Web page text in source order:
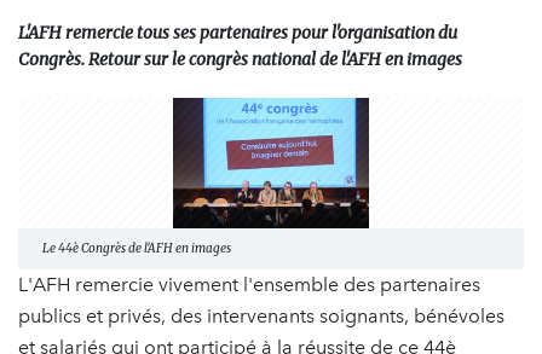
L'AFH remercie tous ses partenaires pour l'organisation du
Congrès. Retour sur le congrès national de l'AFH en images
Le 44è Congrès de l'AFH en images
L'AFH remercie vivement l'ensemble des partenaires
publics et privés, des intervenants soignants, bénévoles
et salariés qui ont participé à la réussite de ce 44è